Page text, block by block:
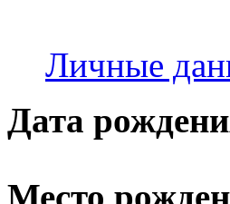
Личные
Дата